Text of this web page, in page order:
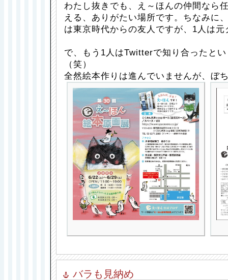
わたし抜きでも、え～ほんの仲間なら
える、ありがたい場所です。ちなみに
は東京時代からの友人ですが、1人は元
で、もう1人はTwitterで知り合ったと
（笑）
全然絵本作りは進んでいませんが、ぼ
バラも見納め